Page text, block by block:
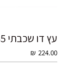
עץ דו שכבתי 90/135 מ"מ
₪ 224.00